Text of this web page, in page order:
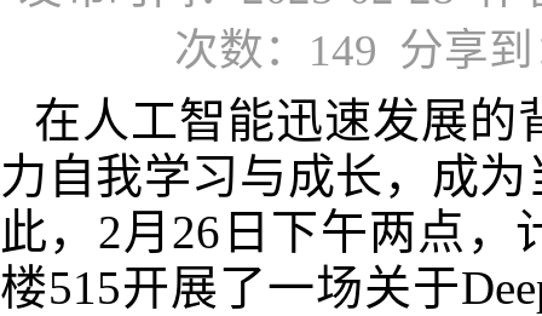
次数： 149 分享
在人工智能迅速发展的
力自我学习与成长，成
此，2月26日下午两点
楼515开展了一场关于